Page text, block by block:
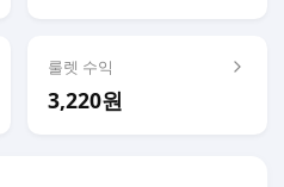
룰렛 수익
3,220원